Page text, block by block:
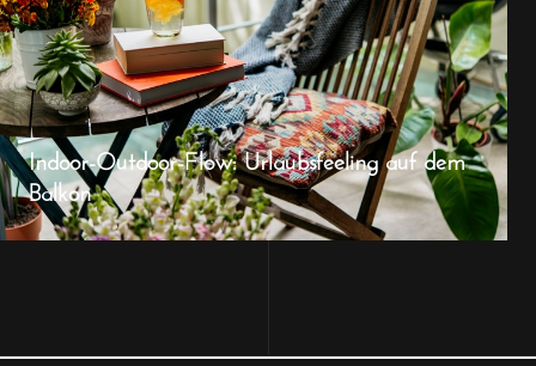
Indoor-Outdoor-Flow: Urlaubsfeeling auf dem
Balkon